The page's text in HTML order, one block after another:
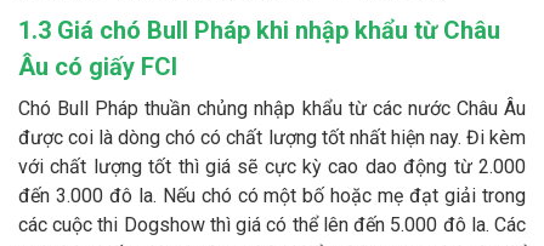
1.3 Giá chó Bull Pháp khi nhập khẩu từ Châu
Âu có giấy FCI
Chó Bull Pháp thuần chủng nhập khẩu từ các nước Châu Âu
được coi là dòng chó có chất lượng tốt nhất hiện nay. Đi kèm
với chất lượng tốt thì giá sẽ cực kỳ cao dao động từ 2.000
đến 3.000 đô la. Nếu chó có một bố hoặc mẹ đạt giải trong
các cuộc thi Dogshow thì giá có thể lên đến 5.000 đô la. Các